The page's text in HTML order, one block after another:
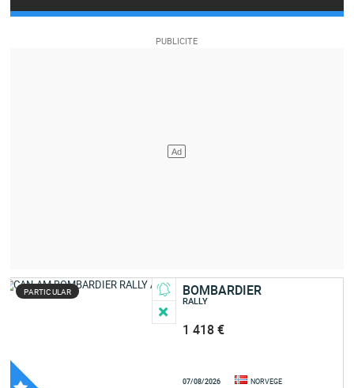
PARTICULAR BOMBARDIER
RALLY
1 418 €
07/08/2026 NORVEGE